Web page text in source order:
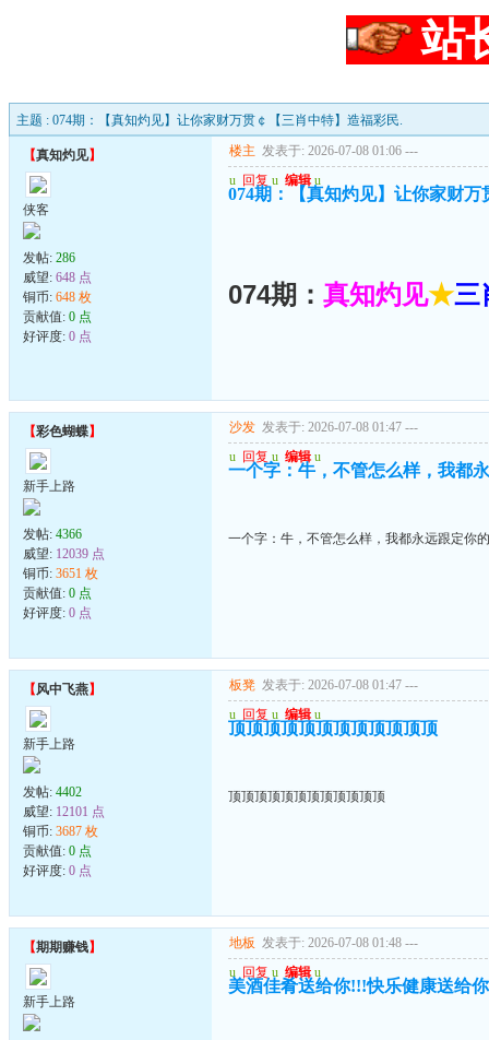
站
主题 : 074期：【真知灼见】让你家财万贯￠【三肖中特】造福彩民.
【真知灼见】
侠客
发帖: 286
威望: 648 点
铜币: 648 枚
贡献值: 0 点
好评度: 0 点
楼主 发表于: 2026-07-08 01:06 ---
u 回复 u 编辑 u
074期：【真知灼见】让你家财
074期： 真知灼见★三
【彩色蝴蝶】
新手上路
发帖: 4366
威望: 12039 点
铜币: 3651 枚
贡献值: 0 点
好评度: 0 点
沙发 发表于: 2026-07-08 01:47 ---
u 回复 u 编辑 u
一个字：牛，不管怎么样，我都
一个字：牛，不管怎么样，我都永远跟定你的
【风中飞燕】
新手上路
发帖: 4402
威望: 12101 点
铜币: 3687 枚
贡献值: 0 点
好评度: 0 点
板凳 发表于: 2026-07-08 01:47 ---
u 回复 u 编辑 u
顶顶顶顶顶顶顶顶顶顶顶顶
顶顶顶顶顶顶顶顶顶顶顶顶
【期期赚钱】
新手上路
地板 发表于: 2026-07-08 01:48 ---
u 回复 u 编辑 u
美酒佳肴送给你!!!快乐健康送给